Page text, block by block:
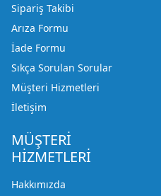
Sipariş Takibi
Arıza Formu
İade Formu
Sıkça Sorulan Sorular
Müşteri Hizmetleri
İletişim
MÜŞTERİ
HİZMETLERİ
Hakkımızda